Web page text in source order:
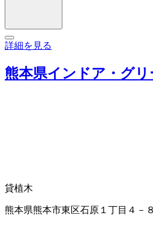
詳細を見る
熊本県インドア・グ
貸植木
熊本県熊本市東区石原１丁目４－８